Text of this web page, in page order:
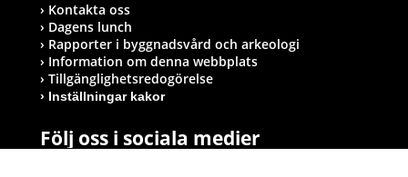
Kontakta oss
Dagens lunch
Rapporter i byggnadsvård och arkeologi
Information om denna webbplats
Tillgänglighetsredogörelse
Inställningar kakor
Följ oss i sociala medier